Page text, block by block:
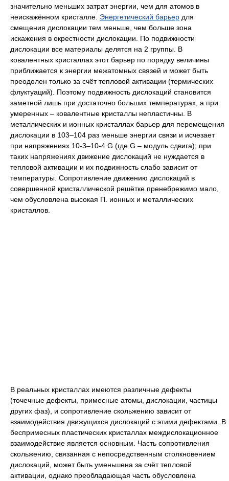
значительно меньших затрат энергии, чем для атомов в
неискажённом кристалле. Энергетический барьер для
смещения дислокации тем меньше, чем больше зона
искажения в окрестности дислокации. По подвижности
дислокации все материалы делятся на 2 группы. В
ковалентных кристаллах этот барьер по порядку величины
приближается к энергии межатомных связей и может быть
преодолен только за счёт тепловой активации (термических
флуктуаций). Поэтому подвижность дислокаций становится
заметной лишь при достаточно больших температурах, а при
умеренных ‒ ковалентные кристаллы непластичны. В
металлических и ионных кристаллах барьер для перемещения
дислокации в 103‒104 раз меньше энергии связи и исчезает
при напряжениях 10-3‒10-4 G (где G ‒ модуль сдвига); при
таких напряжениях движение дислокаций не нуждается в
тепловой активации и их подвижность слабо зависит от
температуры. Сопротивление движению дислокаций в
совершенной кристаллической решётке пренебрежимо мало,
чем обусловлена высокая П. ионных и металлических
кристаллов.
В реальных кристаллах имеются различные дефекты
(точечные дефекты, примесные атомы, дислокации, частицы
других фаз), и сопротивление скольжению зависит от
взаимодействия движущихся дислокаций с этими дефектами. В
беспримесных пластических кристаллах междислокационное
взаимодействие является основным. Часть сопротивления
скольжению, связанная с непосредственным столкновением
дислокаций, может быть уменьшена за счёт тепловой
активации, однако преобладающая часть обусловлена